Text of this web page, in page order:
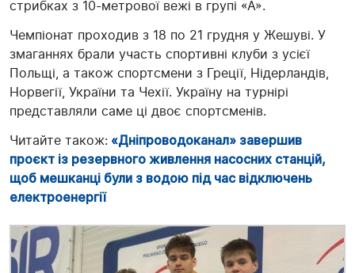
стрибках з 10-метрової вежі в групі «А».
Чемпіонат проходив з 18 по 21 грудня у Жешуві. У
змаганнях брали участь спортивні клуби з усієї
Польщі, а також спортсмени з Греції, Нідерландів,
Норвегії, України та Чехії. Україну на турнірі
представляли саме ці двоє спортсменів.
Читайте також: «Дніпроводоканал» завершив
проєкт із резервного живлення насосних станцій,
щоб мешканці були з водою під час відключень
електроенергії